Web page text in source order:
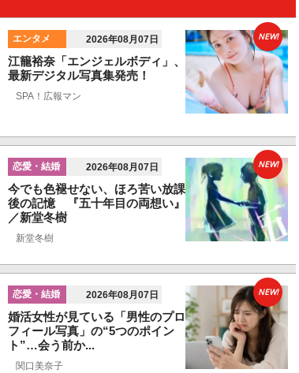
エンタメ 2026年08月07日
江籠裕奈「エンジェルボディ」、
最新デジタル写真集発売！
SPA！広報マン
NEW!
恋愛・結婚 2026年08月07日
今でも色褪せない、ほろ苦い放課
後の記憶 『五十年目の両想い』
／新堂冬樹
新堂冬樹
NEW!
恋愛・結婚 2026年08月07日
婚活女性が見ている「男性のプロ
フィール写真」の“5つのポイン
ト”…会う前か...
関口美奈子
NEW!